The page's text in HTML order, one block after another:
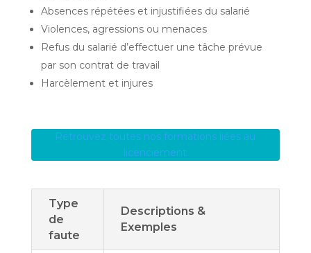
Absences répétées et injustifiées du salarié
Violences, agressions ou menaces
Refus du salarié d’effectuer une tâche prévue
par son contrat de travail
Harcèlement et injures
Retrouvez toutes nos formations liées au
licenciement
Type
de
faute
Descriptions &
Exemples